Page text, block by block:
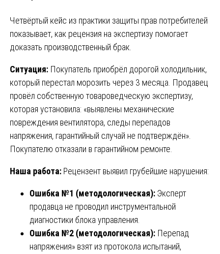
Четвёртый кейс из практики защиты прав потребителей
показывает, как рецензия на экспертизу помогает
доказать производственный брак.
Ситуация: Покупатель приобрёл дорогой холодильник,
который перестал морозить через 3 месяца. Продавец
провёл собственную товароведческую экспертизу,
которая установила: «выявлены механические
повреждения вентилятора, следы перепадов
напряжения, гарантийный случай не подтверждён».
Покупателю отказали в гарантийном ремонте.
Наша работа: Рецензент выявил грубейшие нарушения:
Ошибка №1 (методологическая): Эксперт
продавца не проводил инструментальной
диагностики блока управления.
Ошибка №2 (методологическая): Перепад
напряжения» взят из протокола испытаний,